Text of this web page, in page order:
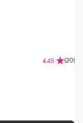
4.45 (20)